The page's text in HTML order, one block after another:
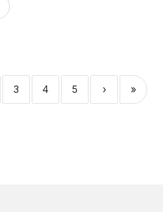
3 4 5 › »